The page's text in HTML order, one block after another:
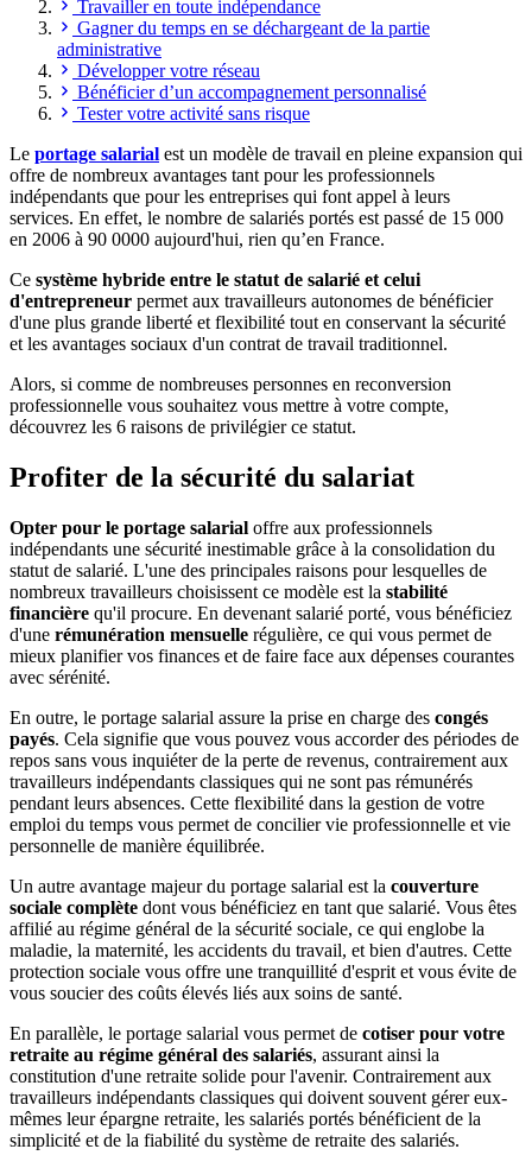
Travailler en toute indépendance
Gagner du temps en se déchargeant de la partie
administrative
Développer votre réseau
Bénéficier d’un accompagnement personnalisé
Tester votre activité sans risque
Le portage salarial est un modèle de travail en pleine expansion qui
offre de nombreux avantages tant pour les professionnels
indépendants que pour les entreprises qui font appel à leurs
services. En effet, le nombre de salariés portés est passé de 15 000
en 2006 à 90 0000 aujourd'hui, rien qu’en France.
Ce système hybride entre le statut de salarié et celui
d'entrepreneur permet aux travailleurs autonomes de bénéficier
d'une plus grande liberté et flexibilité tout en conservant la sécurité
et les avantages sociaux d'un contrat de travail traditionnel.
Alors, si comme de nombreuses personnes en reconversion
professionnelle vous souhaitez vous mettre à votre compte,
découvrez les 6 raisons de privilégier ce statut.
Profiter de la sécurité du salariat
Opter pour le portage salarial offre aux professionnels
indépendants une sécurité inestimable grâce à la consolidation du
statut de salarié. L'une des principales raisons pour lesquelles de
nombreux travailleurs choisissent ce modèle est la stabilité
financière qu'il procure. En devenant salarié porté, vous bénéficiez
d'une rémunération mensuelle régulière, ce qui vous permet de
mieux planifier vos finances et de faire face aux dépenses courantes
avec sérénité.
En outre, le portage salarial assure la prise en charge des congés
payés. Cela signifie que vous pouvez vous accorder des périodes de
repos sans vous inquiéter de la perte de revenus, contrairement aux
travailleurs indépendants classiques qui ne sont pas rémunérés
pendant leurs absences. Cette flexibilité dans la gestion de votre
emploi du temps vous permet de concilier vie professionnelle et vie
personnelle de manière équilibrée.
Un autre avantage majeur du portage salarial est la couverture
sociale complète dont vous bénéficiez en tant que salarié. Vous êtes
affilié au régime général de la sécurité sociale, ce qui englobe la
maladie, la maternité, les accidents du travail, et bien d'autres. Cette
protection sociale vous offre une tranquillité d'esprit et vous évite de
vous soucier des coûts élevés liés aux soins de santé.
En parallèle, le portage salarial vous permet de cotiser pour votre
retraite au régime général des salariés, assurant ainsi la
constitution d'une retraite solide pour l'avenir. Contrairement aux
travailleurs indépendants classiques qui doivent souvent gérer eux-
mêmes leur épargne retraite, les salariés portés bénéficient de la
simplicité et de la fiabilité du système de retraite des salariés.